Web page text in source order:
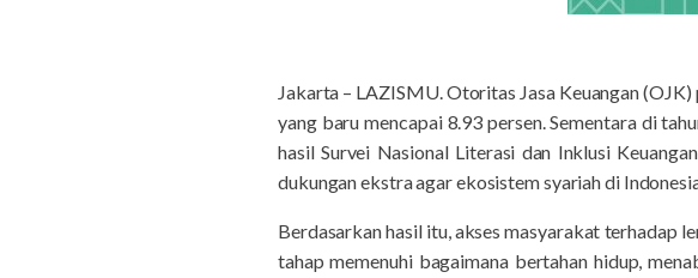
Jakarta – LAZISMU. Otoritas Jasa Keuangan
yang baru mencapai 8.93 persen. Sementara di
hasil Survei Nasional Literasi dan Inklusi
dukungan ekstra agar ekosistem syariah di
Berdasarkan hasil itu, akses masyarakat terhadap
tahap memenuhi bagaimana bertahan hidup,